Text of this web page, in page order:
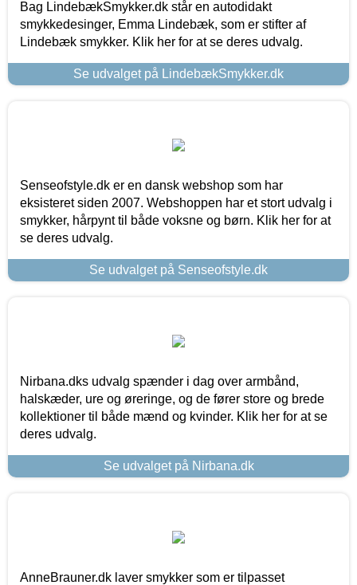
Bag LindebækSmykker.dk står en autodidakt
smykkedesinger, Emma Lindebæk, som er stifter af
Lindebæk smykker. Klik her for at se deres udvalg.
Se udvalget på LindebækSmykker.dk
Senseofstyle.dk er en dansk webshop som har
eksisteret siden 2007. Webshoppen har et stort udvalg i
smykker, hårpynt til både voksne og børn. Klik her for at
se deres udvalg.
Se udvalget på Senseofstyle.dk
Nirbana.dks udvalg spænder i dag over armbånd,
halskæder, ure og øreringe, og de fører store og brede
kollektioner til både mænd og kvinder. Klik her for at se
deres udvalg.
Se udvalget på Nirbana.dk
AnneBrauner.dk laver smykker som er tilpasset